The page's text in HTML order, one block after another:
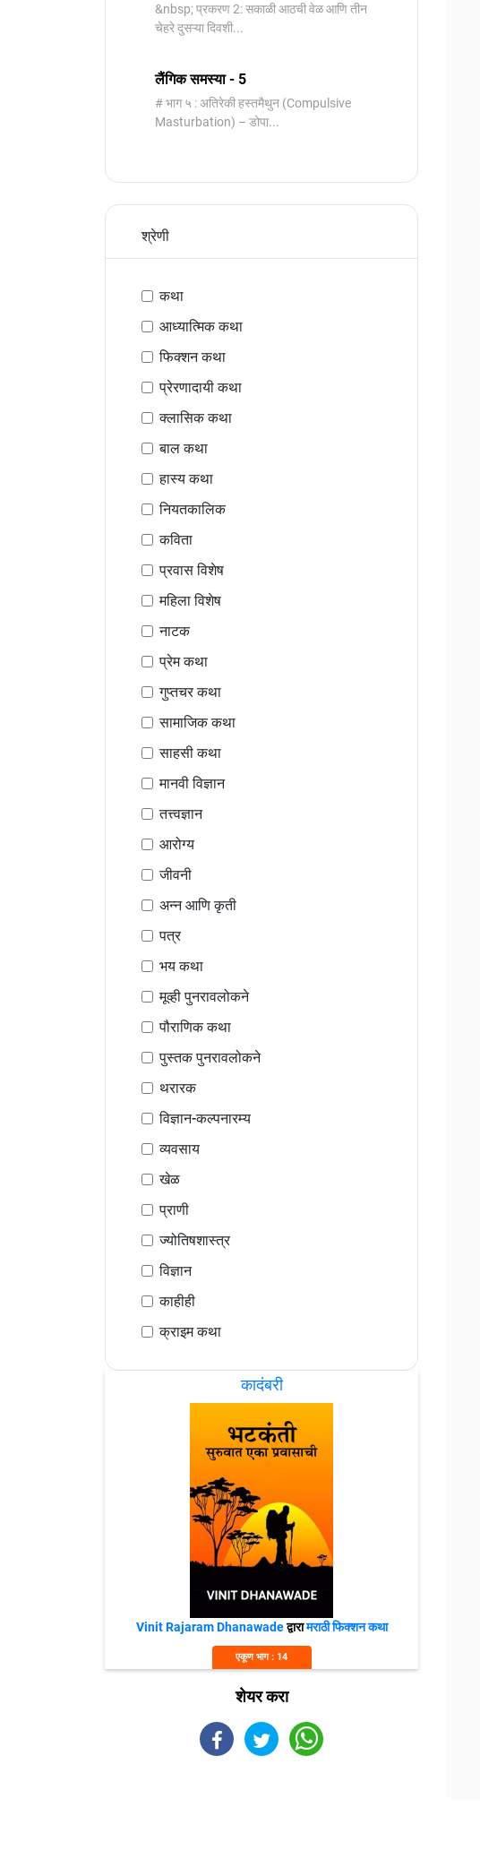
&nbsp; प्रकरण 2: सकाळी आठची वेळ आणि तीन
चेहरे दुसऱ्या दिवशी...
लैंगिक समस्या - 5
# भाग ५ : अतिरेकी हस्तमैथुन (Compulsive
Masturbation) – डोपा...
श्रेणी
कथा
आध्यात्मिक कथा
फिक्शन कथा
प्रेरणादायी कथा
क्लासिक कथा
बाल कथा
हास्य कथा
नियतकालिक
कविता
प्रवास विशेष
महिला विशेष
नाटक
प्रेम कथा
गुप्तचर कथा
सामाजिक कथा
साहसी कथा
मानवी विज्ञान
तत्त्वज्ञान
आरोग्य
जीवनी
अन्न आणि कृती
पत्र
भय कथा
मूव्ही पुनरावलोकने
पौराणिक कथा
पुस्तक पुनरावलोकने
थरारक
विज्ञान-कल्पनारम्य
व्यवसाय
खेळ
प्राणी
ज्योतिषशास्त्र
विज्ञान
काहीही
क्राइम कथा
कादंबरी
Vinit Rajaram Dhanawadeद्वारामराठी फिक्शन कथा
एकूण भाग : 14
शेयर करा